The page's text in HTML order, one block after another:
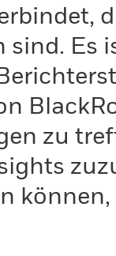
sind. Es
zu